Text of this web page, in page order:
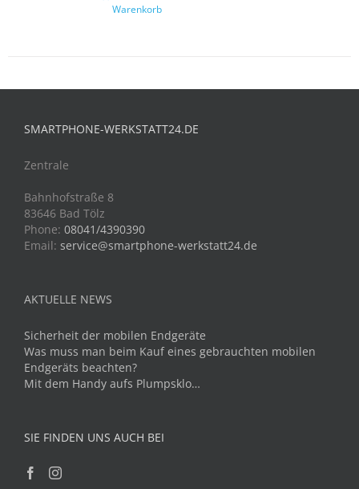
Warenkorb
SMARTPHONE-WERKSTATT24.DE
Zentrale
Bahnhofstraße 8
83646 Bad Tölz
Phone: 08041/4390390
Email: service@smartphone-werkstatt24.de
AKTUELLE NEWS
Sicherheit der mobilen Endgeräte
Was muss man beim Kauf eines gebrauchten mobilen
Endgeräts beachten?
Mit dem Handy aufs Plumpsklo…
SIE FINDEN UNS AUCH BEI